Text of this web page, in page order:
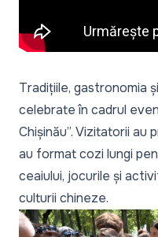
Tradițiile, gastronomia
celebrate în cadrul
Chișinău”. Vizitatorii
au format cozi lungi
ceaiului, jocurile și
culturii chineze.